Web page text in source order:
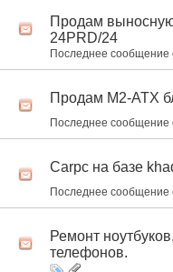
Продам
24PRD/24
Последнее сообщение
Продам M2-ATX
Последнее сообщение
Carpc на базе
Последнее сообщение
Ремонт
телефонов.